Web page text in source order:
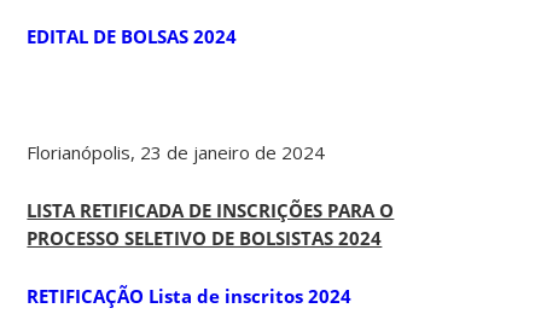
EDITAL DE BOLSAS 2024
Florianópolis, 23 de janeiro de 2024
LISTA RETIFICADA DE INSCRIÇÕES PARA O
PROCESSO SELETIVO DE BOLSISTAS 2024
RETIFICAÇÃO Lista de inscritos 2024